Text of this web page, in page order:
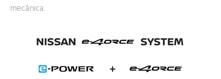
mecânica.